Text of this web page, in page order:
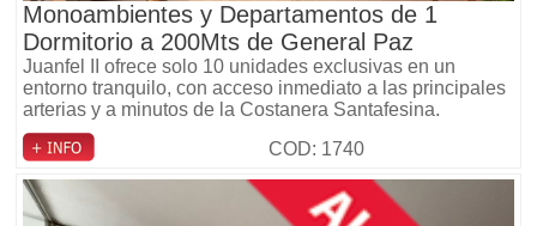
Monoambientes y Departamentos de 1
Dormitorio a 200Mts de General Paz
Juanfel II ofrece solo 10 unidades exclusivas en un
entorno tranquilo, con acceso inmediato a las principales
arterias y a minutos de la Costanera Santafesina.
COD: 1740